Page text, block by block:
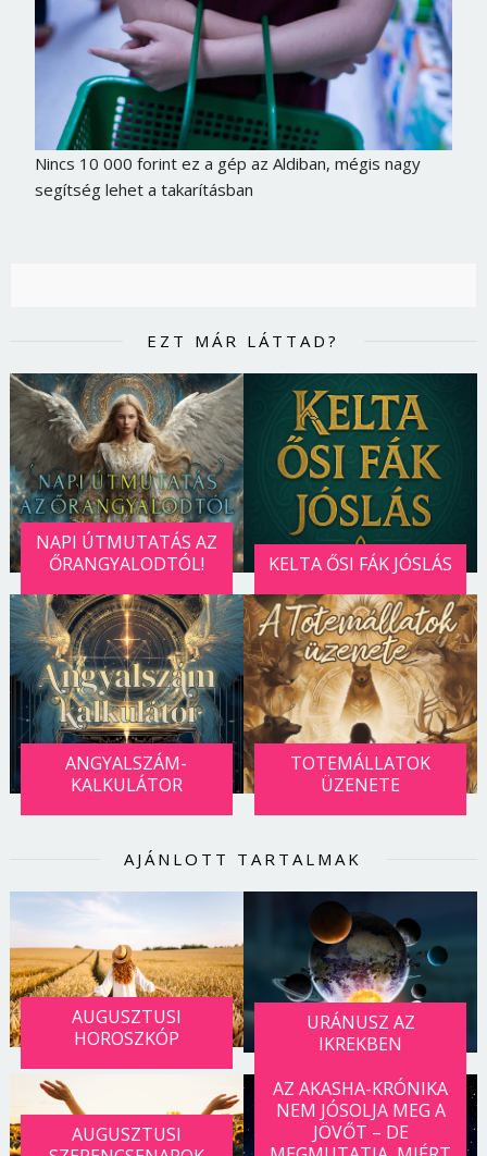
Nincs 10 000 forint ez a gép az Aldiban, mégis nagy
segítség lehet a takarításban
EZT MÁR LÁTTAD?
NAPI ÚTMUTATÁS AZ
ŐRANGYALODTÓL!
KELTA ŐSI FÁK JÓSLÁS
ANGYALSZÁM-
KALKULÁTOR
TOTEMÁLLATOK
ÜZENETE
AJÁNLOTT TARTALMAK
AUGUSZTUSI
HOROSZKÓP
URÁNUSZ AZ
IKREKBEN
AUGUSZTUSI
AZ AKASHA-KRÓNIKA
NEM JÓSOLJA MEG A
JÖVŐT – DE
Jelszó
Mégse Bejelentkezés